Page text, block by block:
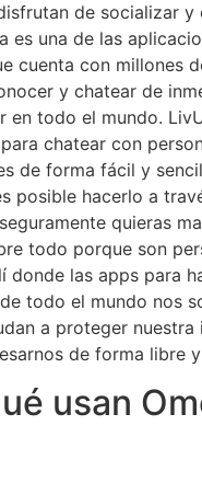
de socializar y
es una de las
cuenta con millones
y chatear de
en todo el mundo.
chatear con
de forma fácil y
posible hacerlo a
quieras
todo porque son
donde las apps para
todo el mundo nos
a proteger
de forma libre
usan